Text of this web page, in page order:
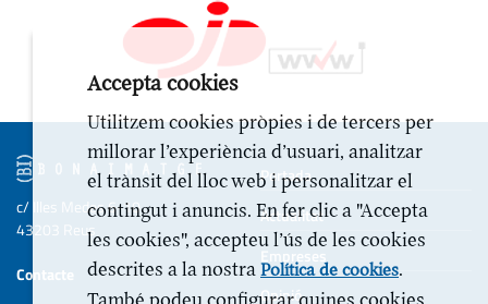
Portada
Actualitat
Empreses
Opinió
c/ Illes Medes 6-10
43203 Reus
Contacte
Accepta cookies
Utilitzem cookies pròpies i de tercers per
millorar l’experiència d’usuari, analitzar
el trànsit del lloc web i personalitzar el
contingut i anuncis. En fer clic a "Accepta
les cookies", accepteu l’ús de les cookies
descrites a la nostra Política de cookies.